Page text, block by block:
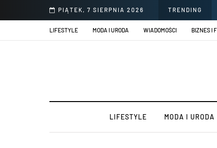
PIĄTEK, 7 SIERPNIA 2026 TRENDING
jest aż tak wyjątkowy?
LIFESTYLE MODA I URODA WIADOMOŚCI BIZNES I
LIFESTYLE MODA I URODA